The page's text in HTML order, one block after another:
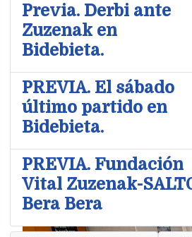
Previa. Derbi ante
Zuzenak en
Bidebieta.
PREVIA. El sábado
último partido en
Bidebieta.
PREVIA. Fundación
Vital Zuzenak-
Bera Bera